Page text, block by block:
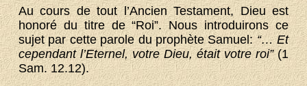
Au cours de tout l’Ancien Testament, Dieu est
honoré du titre de “Roi”. Nous introduirons ce
sujet par cette parole du prophète Samuel:“… Et
cependant l’Eternel, votre Dieu, était votre roi”(1
Sam. 12.12).